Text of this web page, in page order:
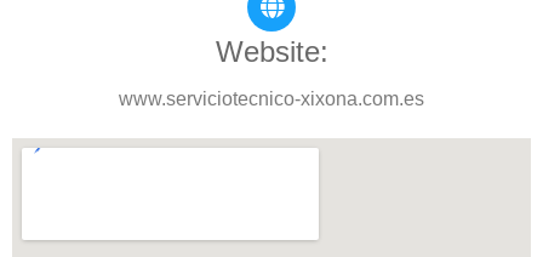
Website:
www.serviciotecnico-xixona.com.es